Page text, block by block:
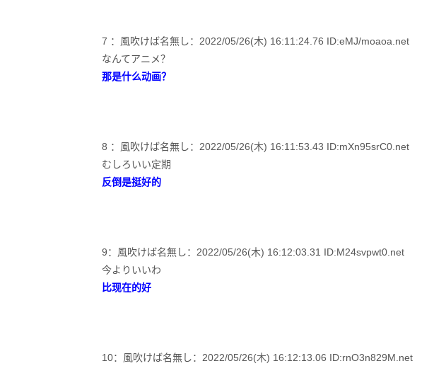
7 ：風吹けば名無し：2022/05/26(木) 16:11:24.76 ID:eMJ/moaoa.net
なんてアニメ？
那是什么动画？
8 ：風吹けば名無し：2022/05/26(木) 16:11:53.43 ID:mXn95srC0.net
むしろいい定期
反倒是挺好的
9：風吹けば名無し：2022/05/26(木) 16:12:03.31 ID:M24svpwt0.net
今よりいいわ
比现在的好
10：風吹けば名無し：2022/05/26(木) 16:12:13.06 ID:rnO3n829M.net